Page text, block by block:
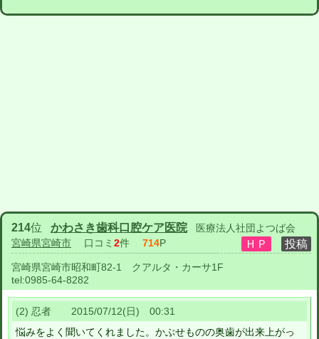
214位 かわさき歯科口腔ケア医院
医療法人社団よつば会
宮崎県宮崎市 口コミ 2件 714P
宮崎県宮崎市昭和町82-1 クアルタ・カーサ1F
tel:0985-64-8282
(2) 忍者 2015/07/12(日) 00:31
悩みをよく聞いてくれました。かぶせものの奥歯が出来上がっ